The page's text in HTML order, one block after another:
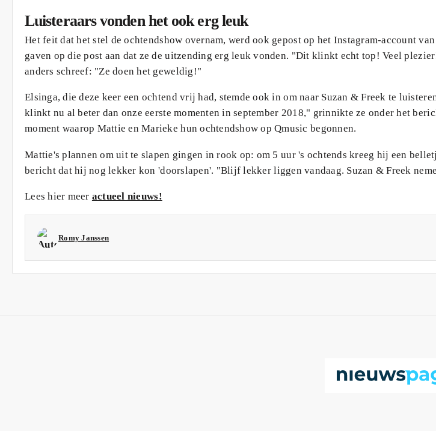
Luisteraars vonden het ook erg leuk
Het feit dat het stel de ochtendshow overnam, werd ook gepost op het Instagram-account
gaven op die post aan dat ze de uitzending erg leuk vonden. "Dit klinkt echt top! Veel
anders schreef: "Ze doen het geweldig!"
Elsinga, die deze keer een ochtend vrij had, stemde ook in om naar Suzan & Freek te
klinkt nu al beter dan onze eerste momenten in september 2018," grinnikte ze onder het
moment waarop Mattie en Marieke hun ochtendshow op Qmusic begonnen.
Mattie's plannen om uit te slapen gingen in rook op: om 5 uur 's ochtends kreeg hij een
bericht dat hij nog lekker kon 'doorslapen'. "Blijf lekker liggen vandaag. Suzan & Freek
Lees hier meer actueel nieuws!
Romy Janssen